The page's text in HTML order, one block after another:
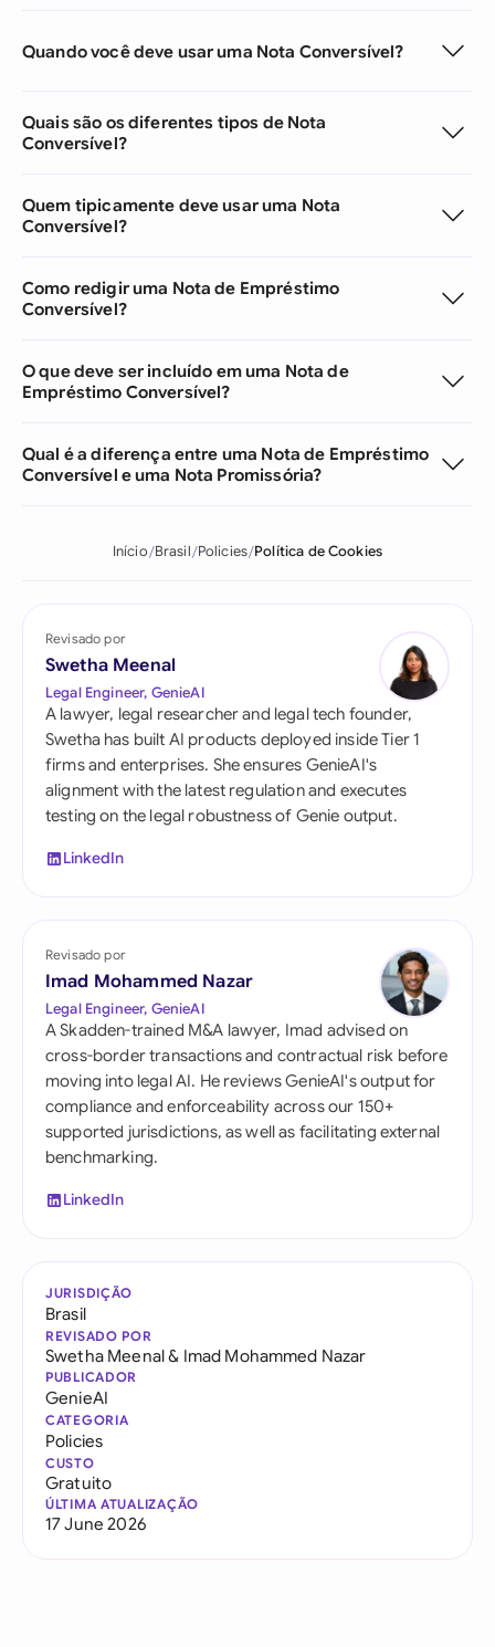
Quando você deve usar uma Nota Conversível?
Quais são os diferentes tipos de Nota
Conversível?
Quem tipicamente deve usar uma Nota
Conversível?
Como redigir uma Nota de Empréstimo
Conversível?
O que deve ser incluído em uma Nota de
Empréstimo Conversível?
Qual é a diferença entre uma Nota de Empréstimo
Conversível e uma Nota Promissória?
Início Brasil Policies Política de Cookies
Revisado por
Swetha Meenal
Legal Engineer, GenieAI
A lawyer, legal researcher and legal tech founder,
Swetha has built AI products deployed inside Tier 1
firms and enterprises. She ensures GenieAI's
alignment with the latest regulation and executes
testing on the legal robustness of Genie output.
LinkedIn
Revisado por
Imad Mohammed Nazar
Legal Engineer, GenieAI
A Skadden-trained M&A lawyer, Imad advised on
cross-border transactions and contractual risk before
moving into legal AI. He reviews GenieAI's output for
compliance and enforceability across our 150+
supported jurisdictions, as well as facilitating external
benchmarking.
LinkedIn
JURISDIÇÃO
Brasil
REVISADO POR
Swetha Meenal& Imad Mohammed Nazar
PUBLICADOR
GenieAI
CATEGORIA
Policies
CUSTO
Gratuito
ÚLTIMA ATUALIZAÇÃO
17 June 2026